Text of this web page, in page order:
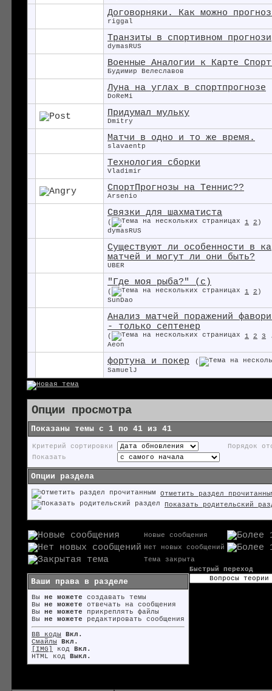
Договорняки. Как можно
riggal
Транзиты в спортивном
dymasRUS
Военные Аналогии к Карте
Будимир Велеславов
Луна на углах в спортпрогнозе
DoReMi
Придумал мульку
Dmitry
Матчи в одно и то же время.
slavaentp
Технология сборки
Vladimir
СпортПрогнозы на Теннис??
Arsenio
Связки для шахматиста
( 1 2 )
dymasRUS
Существуют ли особенности в
матчей и могут ли они быть?
UBER
"Где моя рыба?" (с)
( 1 2 )
SunDao
Анализ матчей поражений
- только септенер
( 1 2 3
Aeon
фортуна и покер
(
SamuelJ
Опции просмотра
Показаны темы с 1 по 41 из 41
Критерий сортировки
Порядок
Показать
Опции раздела
Отметить раздел
Показать родительский
Новые сообщения
Нет новых сообщений
Тема закрыта
Ваши права в разделе
Вы не можете создавать темы
Вы не можете отвечать на сообщения
Вы не можете прикреплять файлы
Вы не можете редактировать сообщения
BB коды
Вкл.
Смайлы
Вкл.
[IMG]
код Вкл.
HTML код Выкл.
Быстрый переход